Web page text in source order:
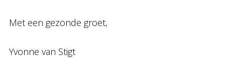
Met een gezonde groet,
Yvonne van Stigt